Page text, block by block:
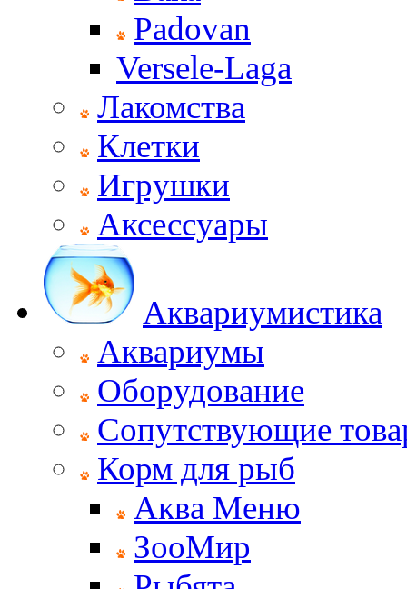
Padovan
Versele-Laga
Лакомства
Клетки
Игрушки
Аксессуары
Аквариумистика
Аквариумы
Оборудование
Сопутствующие
Корм для рыб
Аква Меню
ЗооМир